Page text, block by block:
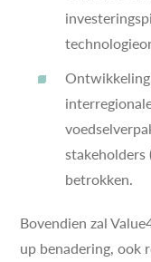
stakeholders
betrokken.
Bovendien zal
up benadering, ook